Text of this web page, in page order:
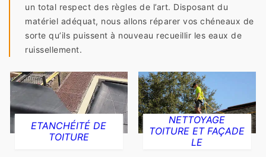
un total respect des règles de l’art. Disposant du
matériel adéquat, nous allons réparer vos chéneaux de
sorte qu’ils puissent à nouveau recueillir les eaux de
ruissellement.
ETANCHÉITÉ DE
TOITURE
NETTOYAGE
TOITURE ET FAÇADE
LE